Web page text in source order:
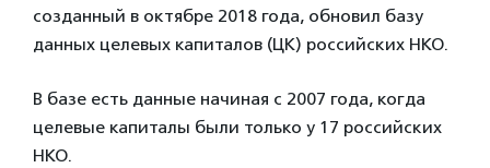
созданный в октябре 2018 года, обновил базу
данных целевых капиталов (ЦК) российских НКО.
В базе есть данные начиная с 2007 года, когда
целевые капиталы были только у 17 российских
НКО.